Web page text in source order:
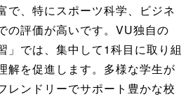
で、特にスポーツ科学、ビジネ
の評価が高いです。VU独自の
」では、集中して1科目に取り組
解を促進します。多様な学生が
レンドリーでサポート豊かな校